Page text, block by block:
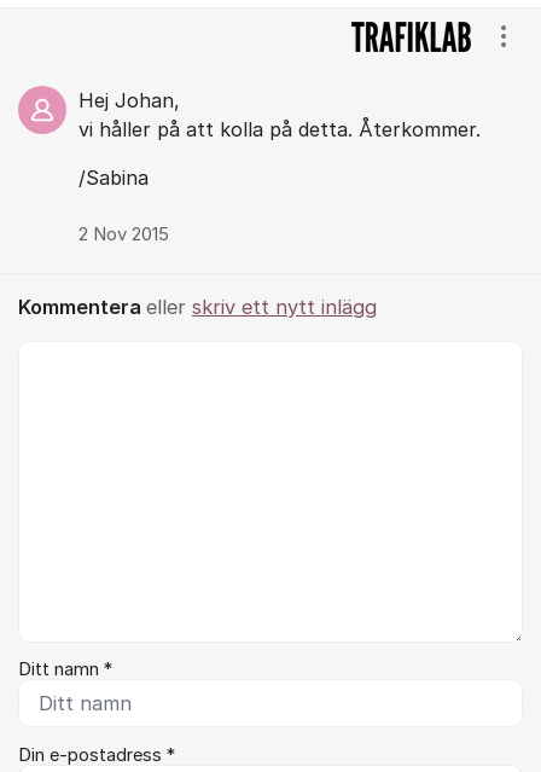
Hej Johan,
vi håller på att kolla på detta. Återkommer.
/Sabina
2 Nov 2015
Kommentera eller skriv ett nytt inlägg
Ditt namn *
Din e-postadress *